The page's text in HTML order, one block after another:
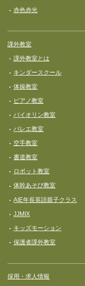
赤色赤光
課外教室
課外教室とは
キンダースクール
体操教室
ピアノ教室
バイオリン教室
バレエ教室
空手教室
書道教室
ロボット教室
体幹あそび教室
AIE年長英語親子クラス
JJMIX
キッズモーション
保護者課外教室
採用・求人情報